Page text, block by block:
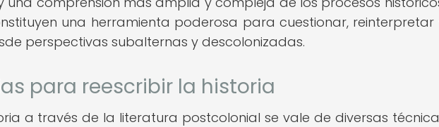
una herramienta poderosa para cuestionar, reinterpretar
perspectivas subalternas y descolonizadas.
para reescribir la historia
a través de la literatura postcolonial se vale de diversas